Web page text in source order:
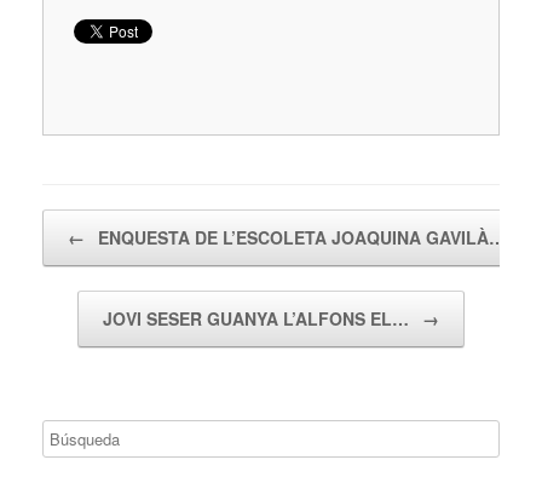
← ENQUESTA DE L’ESCOLETA JOAQUINA GAVILÀ…
JOVI SESER GUANYA L’ALFONS EL… →